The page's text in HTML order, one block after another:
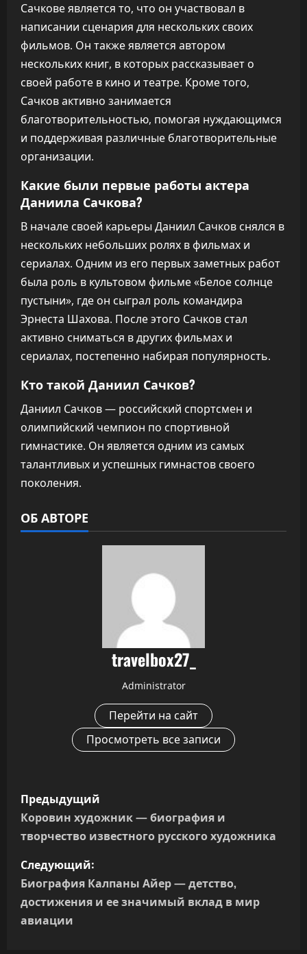
Сачкове является то, что он участвовал в
написании сценария для нескольких своих
фильмов. Он также является автором
нескольких книг, в которых рассказывает о
своей работе в кино и театре. Кроме того,
Сачков активно занимается
благотворительностью, помогая нуждающимся
и поддерживая различные благотворительные
организации.
Какие были первые работы актера
Даниила Сачкова?
В начале своей карьеры Даниил Сачков снялся в
нескольких небольших ролях в фильмах и
сериалах. Одним из его первых заметных работ
была роль в культовом фильме «Белое солнце
пустыни», где он сыграл роль командира
Эрнеста Шахова. После этого Сачков стал
активно сниматься в других фильмах и
сериалах, постепенно набирая популярность.
Кто такой Даниил Сачков?
Даниил Сачков — российский спортсмен и
олимпийский чемпион по спортивной
гимнастике. Он является одним из самых
талантливых и успешных гимнастов своего
поколения.
ОБ АВТОРЕ
travelbox27_
Administrator
Перейти на сайт
Просмотреть все записи
Н
а
в
и
г
Предыдущий
Коровин художник — биография и
творчество известного русского художника
Следующий:
Биография Калпаны Айер — детство,
достижения и ее значимый вклад в мир
авиации